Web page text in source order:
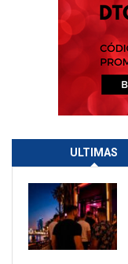
ULTIMAS